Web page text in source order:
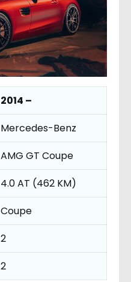
2014 –
Mercedes-Benz
AMG GT Coupe
4.0 AT (462 KM)
Coupe
2
2